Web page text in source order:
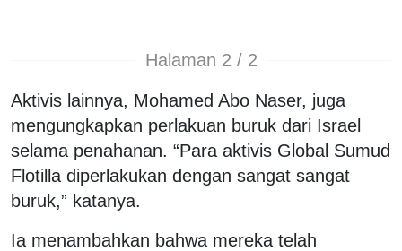
Halaman 2 / 2
Aktivis lainnya, Mohamed Abo Naser, juga
mengungkapkan perlakuan buruk dari Israel
selama penahanan. “Para aktivis Global Sumud
Flotilla diperlakukan dengan sangat sangat
buruk,” katanya.
Ia menambahkan bahwa mereka telah